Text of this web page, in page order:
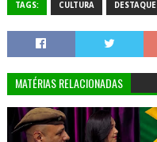
TAGS: CULTURA DESTAQUE
MATÉRIAS RELACIONADAS